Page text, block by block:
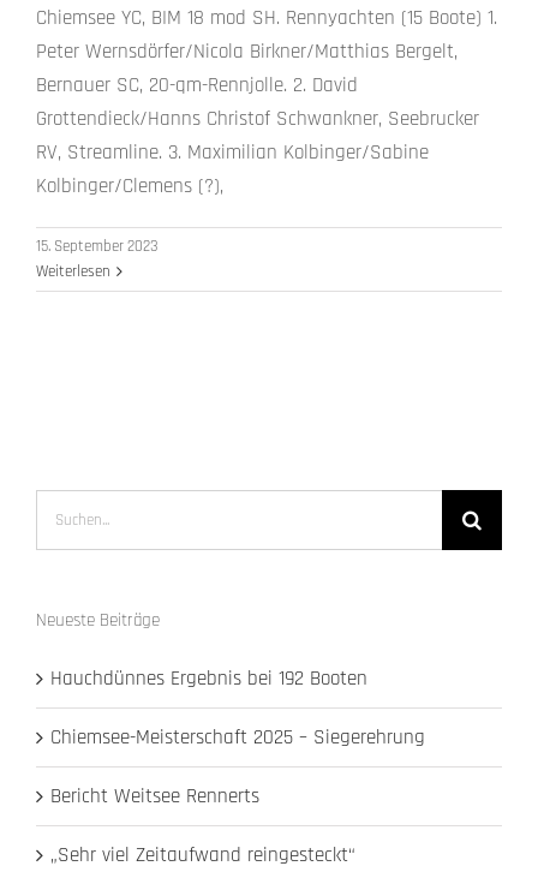
Chiemsee YC, BIM 18 mod SH. Rennyachten (15 Boote) 1.
Peter Wernsdörfer/Nicola Birkner/Matthias Bergelt,
Bernauer SC, 20-qm-Rennjolle. 2. David
Grottendieck/Hanns Christof Schwankner, Seebrucker
RV, Streamline. 3. Maximilian Kolbinger/Sabine
Kolbinger/Clemens (?),
15. September 2023
Weiterlesen
Neueste Beiträge
Hauchdünnes Ergebnis bei 192 Booten
Chiemsee-Meisterschaft 2025 – Siegerehrung
Bericht Weitsee Rennerts
„Sehr viel Zeitaufwand reingesteckt“